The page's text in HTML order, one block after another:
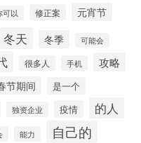
可以 修正案 元宵节
冬天 冬季 可能会
很多人 手机 攻略
节期间 是一个
独资企业 疫情 的人
能力 自己的